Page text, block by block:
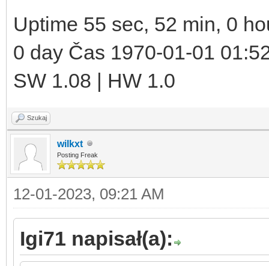
Uptime 55 sec, 52 min, 0
0 day Čas 1970-01-01
SW 1.08 | HW 1.0
Szukaj
wilkxt
Posting Freak
12-01-2023, 09:21 AM
Igi71 napisał(a):